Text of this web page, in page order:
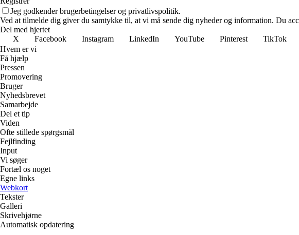
Jeg godkender brugerbetingelser og privatlivspolitik.
Ved at tilmelde dig giver du samtykke til, at vi må sende dig nyheder og information. Du
Del med hjertet
X
Facebook Instagram LinkedIn YouTube Pinterest TikTok
Hvem er vi
Få hjælp
Pressen
Promovering
Bruger
Nyhedsbrevet
Samarbejde
Del et tip
Viden
Ofte stillede spørgsmål
Fejlfinding
Input
Vi søger
Fortæl os noget
Egne links
Webkort
Tekster
Galleri
Skrivehjørne
Automatisk opdatering